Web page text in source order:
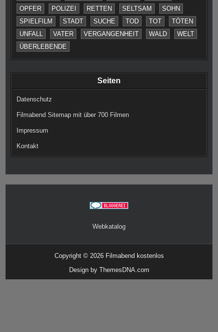
OPFER
POLIZEI RETTEN SELTSAM
SOHN
SPIELFILM
STADT SUCHE TOD TOT
TÖTEN
UNFALL
VATER VERGANGENHEIT WALD
WELT
ÜBERLEBENDE
Seiten
Datenschutz
Filmabend Sitemap mit über 700 Filmen
Impressum
Kontakt
Webkatalog
Copyright © 2026 Filmabend kostenlos
Design by ThemesDNA.com